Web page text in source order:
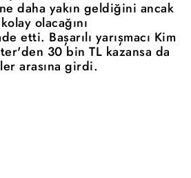
daha yakın geldiğini ancak
olacağını
etti. Başarılı yarışmacı Kim
30 bin TL kazansa da
arasına girdi.